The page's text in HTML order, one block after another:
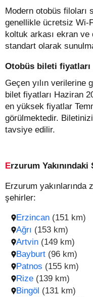
Modern otobüs filoları
genellikle ücretsiz Wi-
koltuk arkası ekran ve
standart olarak
Otobüs bileti fiyatları
Geçen yılın verilerine
bilet fiyatları Haziran
en yüksek fiyatlar
görülmektedir.
tavsiye edilir.
Erzurum
Erzurum yakınlarında
şehirler:
Erzincan (151 km)
Rize (139 km)
Ağrı (153 km)
Bingöl (131 km)
Artvin (149 km)
Bayburt (96 km)
Patnos (155 km)